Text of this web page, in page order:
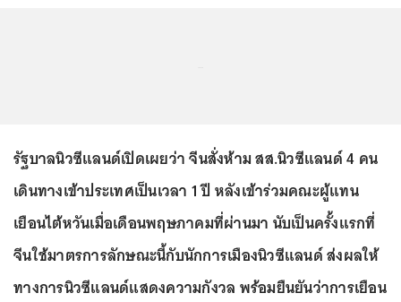
รัฐบาลนิวซีแลนด์เปิดเผยว่า จีนสั่งห้าม สส.นิวซีแลนด์ 4 คน
เดินทางเข้าประเทศเป็นเวลา 1 ปี หลังเข้าร่วมคณะผู้แทน
เยือนไต้หวันเมื่อเดือนพฤษภาคมที่ผ่านมา นับเป็นครั้งแรกที่
จีนใช้มาตรการลักษณะนี้กับนักการเมืองนิวซีแลนด์ ส่งผลให้
ทางการนิวซีแลนด์แสดงความกังวล พร้อมยืนยันว่าการเยือน